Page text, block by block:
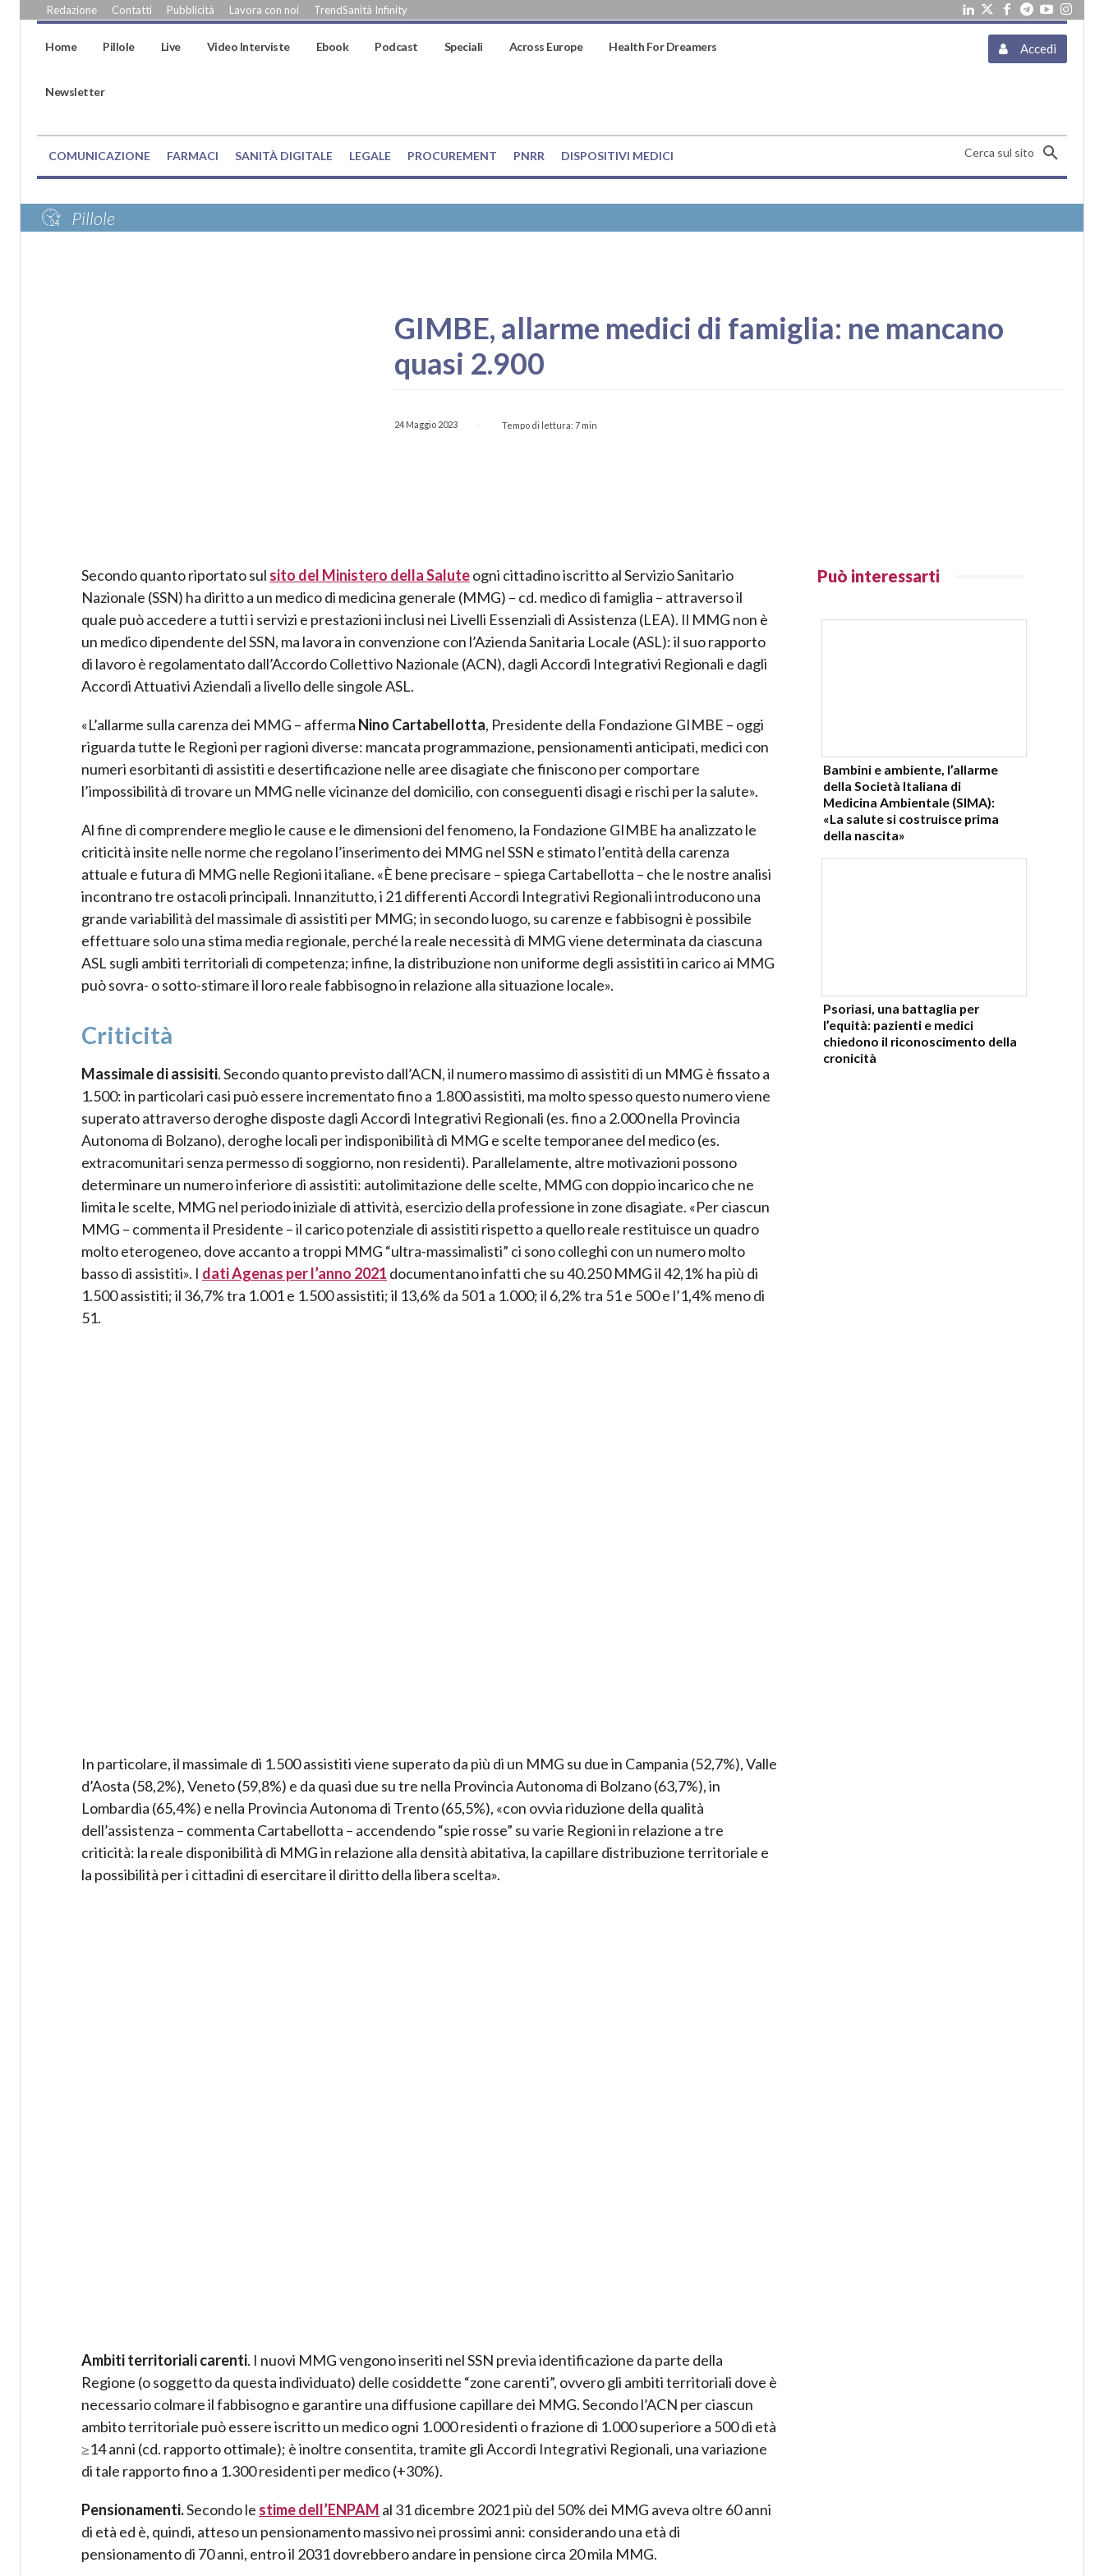
Redazione Contatti Pubblicità Lavora con noi TrendSanità Infinity
Home Pillole Live Video Interviste Ebook Podcast Speciali Across Europe Health For Dreamers
Newsletter
Accedi
COMUNICAZIONE FARMACI SANITÀ DIGITALE LEGALE PROCUREMENT PNRR DISPOSITIVI MEDICI Cerca sul sito
Pillole
GIMBE, allarme medici di famiglia: ne mancano
quasi 2.900
24 Maggio 2023 - Tempo di lettura: 7 min
Secondo quanto riportato sul sito del Ministero della Saluteogni cittadino iscritto al Servizio Sanitario
Nazionale (SSN) ha diritto a un medico di medicina generale (MMG) – cd. medico di famiglia – attraverso il
quale può accedere a tutti i servizi e prestazioni inclusi nei Livelli Essenziali di Assistenza (LEA). Il MMG non è
un medico dipendente del SSN, ma lavora in convenzione con l’Azienda Sanitaria Locale (ASL): il suo rapporto
di lavoro è regolamentato dall’Accordo Collettivo Nazionale (ACN), dagli Accordi Integrativi Regionali e dagli
Accordi Attuativi Aziendali a livello delle singole ASL.
«L’allarme sulla carenza dei MMG – afferma Nino Cartabellotta, Presidente della Fondazione GIMBE – oggi
riguarda tutte le Regioni per ragioni diverse: mancata programmazione, pensionamenti anticipati, medici con
numeri esorbitanti di assistiti e desertificazione nelle aree disagiate che finiscono per comportare
l’impossibilità di trovare un MMG nelle vicinanze del domicilio, con conseguenti disagi e rischi per la salute».
Al fine di comprendere meglio le cause e le dimensioni del fenomeno, la Fondazione GIMBE ha analizzato le
criticità insite nelle norme che regolano l’inserimento dei MMG nel SSN e stimato l’entità della carenza
attuale e futura di MMG nelle Regioni italiane. «È bene precisare – spiega Cartabellotta – che le nostre analisi
incontrano tre ostacoli principali. Innanzitutto, i 21 differenti Accordi Integrativi Regionali introducono una
grande variabilità del massimale di assistiti per MMG; in secondo luogo, su carenze e fabbisogni è possibile
effettuare solo una stima media regionale, perché la reale necessità di MMG viene determinata da ciascuna
ASL sugli ambiti territoriali di competenza; infine, la distribuzione non uniforme degli assistiti in carico ai MMG
può sovra- o sotto-stimare il loro reale fabbisogno in relazione alla situazione locale».
Criticità
Massimale di assisiti. Secondo quanto previsto dall’ACN, il numero massimo di assistiti di un MMG è fissato a
1.500: in particolari casi può essere incrementato fino a 1.800 assistiti, ma molto spesso questo numero viene
superato attraverso deroghe disposte dagli Accordi Integrativi Regionali (es. fino a 2.000 nella Provincia
Autonoma di Bolzano), deroghe locali per indisponibilità di MMG e scelte temporanee del medico (es.
extracomunitari senza permesso di soggiorno, non residenti). Parallelamente, altre motivazioni possono
determinare un numero inferiore di assistiti: autolimitazione delle scelte, MMG con doppio incarico che ne
limita le scelte, MMG nel periodo iniziale di attività, esercizio della professione in zone disagiate. «Per ciascun
MMG – commenta il Presidente – il carico potenziale di assistiti rispetto a quello reale restituisce un quadro
molto eterogeneo, dove accanto a troppi MMG “ultra-massimalisti” ci sono colleghi con un numero molto
basso di assistiti». I dati Agenas per l’anno 2021 documentano infatti che su 40.250 MMG il 42,1% ha più di
1.500 assistiti; il 36,7% tra 1.001 e 1.500 assistiti; il 13,6% da 501 a 1.000; il 6,2% tra 51 e 500 e l’1,4% meno di
51.
In particolare, il massimale di 1.500 assistiti viene superato da più di un MMG su due in Campania (52,7%), Valle
d’Aosta (58,2%), Veneto (59,8%) e da quasi due su tre nella Provincia Autonoma di Bolzano (63,7%), in
Lombardia (65,4%) e nella Provincia Autonoma di Trento (65,5%), «con ovvia riduzione della qualità
dell’assistenza – commenta Cartabellotta – accendendo “spie rosse” su varie Regioni in relazione a tre
criticità: la reale disponibilità di MMG in relazione alla densità abitativa, la capillare distribuzione territoriale e
la possibilità per i cittadini di esercitare il diritto della libera scelta».
Ambiti territoriali carenti. I nuovi MMG vengono inseriti nel SSN previa identificazione da parte della
Regione (o soggetto da questa individuato) delle cosiddette “zone carenti”, ovvero gli ambiti territoriali dove è
necessario colmare il fabbisogno e garantire una diffusione capillare dei MMG. Secondo l’ACN per ciascun
ambito territoriale può essere iscritto un medico ogni 1.000 residenti o frazione di 1.000 superiore a 500 di età
≥14 anni (cd. rapporto ottimale); è inoltre consentita, tramite gli Accordi Integrativi Regionali, una variazione
di tale rapporto fino a 1.300 residenti per medico (+30%).
Pensionamenti.Secondo le stime dell’ENPAM al 31 dicembre 2021 più del 50% dei MMG aveva oltre 60 anni
di età ed è, quindi, atteso un pensionamento massivo nei prossimi anni: considerando una età di
pensionamento di 70 anni, entro il 2031 dovrebbero andare in pensione circa 20 mila MMG.
Può interessarti
Bambini e ambiente, l’allarme
della Società Italiana di
Medicina Ambientale (SIMA):
«La salute si costruisce prima
della nascita»
Psoriasi, una battaglia per
l’equità: pazienti e medici
chiedono il riconoscimento della
cronicità